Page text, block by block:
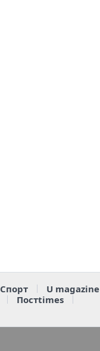
Спорт
U magazine
Постtimes